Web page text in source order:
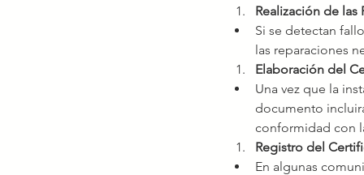
Realización de las
Si se detectan
las reparaciones
Elaboración del
Una vez que la
documento
conformidad con
Registro del
En algunas